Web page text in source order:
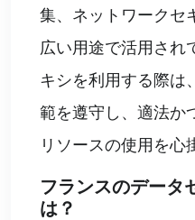
集、ネットワークセ
広い用途で活用され
キシを利用する際は
範を遵守し、適法か
リソースの使用を心
フランスのデータ
は？